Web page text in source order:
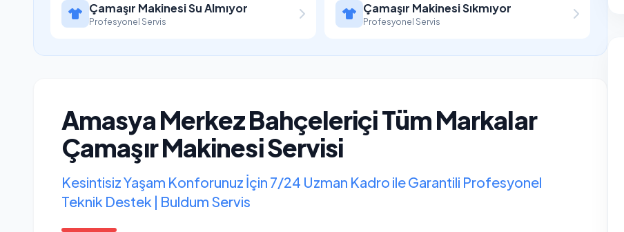
Çamaşır Makinesi Su Almıyor
Profesyonel Servis
Çamaşır Makinesi Sıkmıyor
Profesyonel Servis
Amasya Merkez Bahçeleriçi Tüm Markalar
Çamaşır Makinesi Servisi
Kesintisiz Yaşam Konforunuz İçin 7/24 Uzman Kadro ile Garantili Profesyonel
Teknik Destek | Buldum Servis